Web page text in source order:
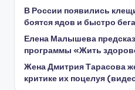
В России появились
боятся ядов и быстро
Елена Малышева
программы «Жить
Жена Дмитрия Тарасова
критике их поцелуя